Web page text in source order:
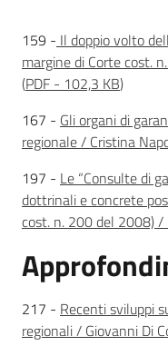
Regione
Emilia-
Romagna
Regione
Novità
Servizi
159 - Il doppio volto
margine di Corte cost.
(PDF - 102,3 KB)
167 - Gli organi di
regionale / Cristina
197 - Le “Consulte di
dottrinali e concrete
cost. n. 200 del 2008) /
217 - Recenti sviluppi
regionali / Giovanni Di